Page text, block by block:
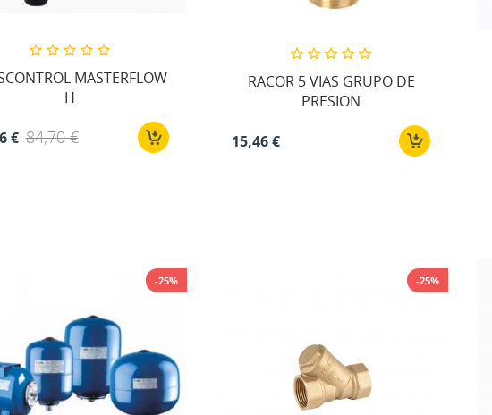
MASTERFLOW
H
€ 84,70 €
RACOR 5 VIAS GRUPO DE
PRESION
15,46 €
-25% -25%